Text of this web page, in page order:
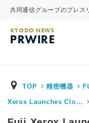
共同通信グループのプレス
KYODO NEWS
PRWIRE
TOP 精密機器
Xerox Launches Clo…